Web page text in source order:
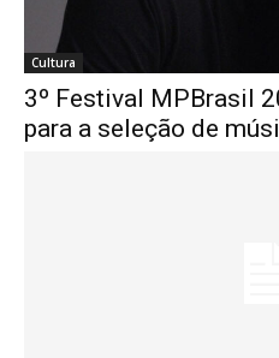
Cultura
3º Festival MPBrasil
para a seleção de